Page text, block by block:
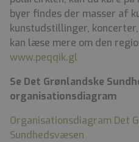
byer findes der masser af
kunstudstillinger,
kan læse mere om den
www.peqqik.gl
Se Det Grønlandske
organisationsdiagram
Organisationsdiagram Det
Sundhedsvæsen